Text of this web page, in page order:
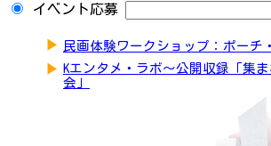
イベント応募
▶ 民画体験ワークショップ：ポーチ
▶ Kエンタメ・ラボ～公開収録「集
会」